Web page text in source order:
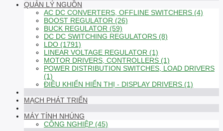
QUẢN LÝ NGUỒN
AC DC CONVERTERS, OFFLINE SWITCHERS (4)
BOOST REGULATOR (26)
BUCK REGULATOR (59)
DC DC SWITCHING REGULATORS (8)
LDO (1791)
LINEAR VOLTAGE REGULATOR (1)
MOTOR DRIVERS, CONTROLLERS (1)
POWER DISTRIBUTION SWITCHES, LOAD DRIVERS
(1)
ĐIỀU KHIỂN HIỂN THỊ - DISPLAY DRIVERS (1)
MẠCH PHÁT TRIỂN
MÁY TÍNH NHÚNG
CÔNG NGHIỆP (45)